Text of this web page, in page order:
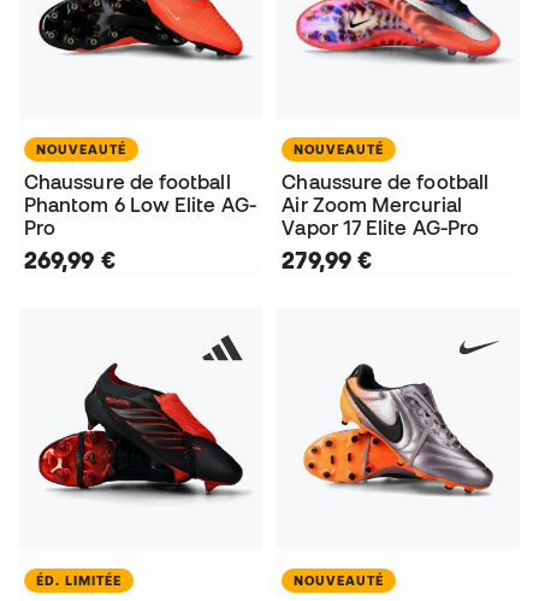
NOUVEAUTÉ
Chaussure de football
Phantom 6 Low Elite AG-
Pro
269,99 €
NOUVEAUTÉ
Chaussure de football
Air Zoom Mercurial
Vapor 17 Elite AG-Pro
279,99 €
ÉD. LIMITÉE NOUVEAUTÉ